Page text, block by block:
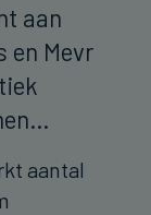
aan
en Mevr
aantal